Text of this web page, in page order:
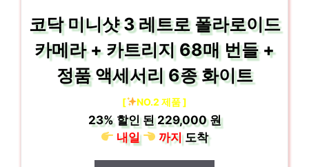
코닥 미니샷 3 레트로 폴라로이드
카메라 + 카트리지 68매 번들 +
정품 액세서리 6종 화이트
[ NO.2 제품 ]
23%할인 된229,000 원
내일
까지도착